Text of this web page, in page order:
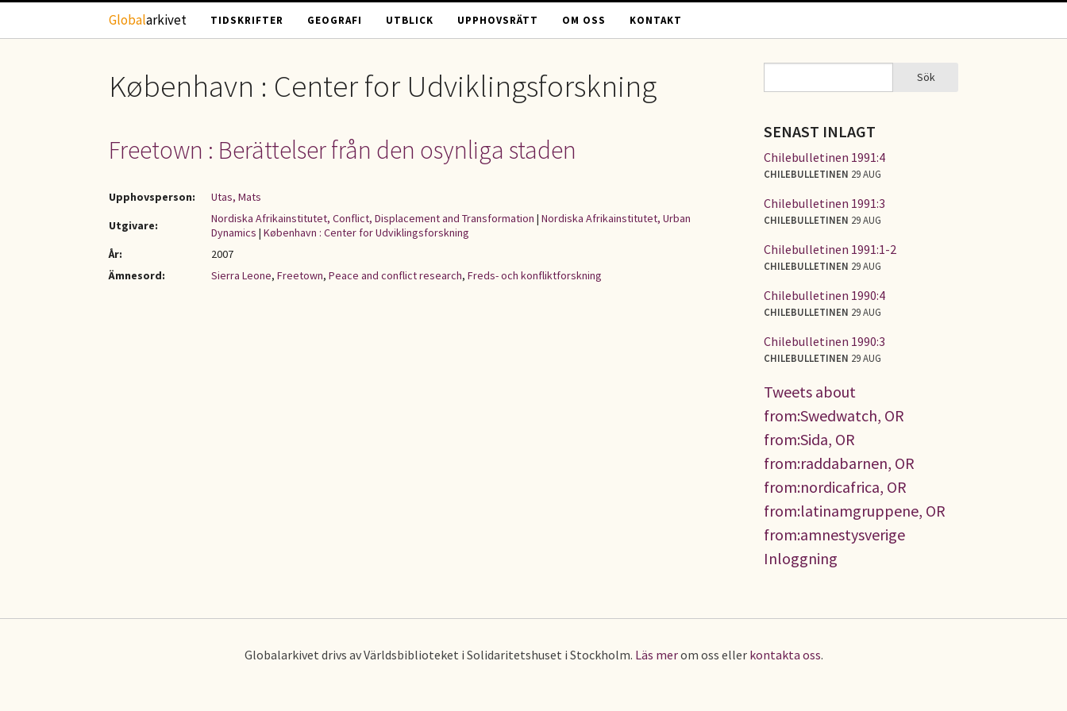
Hoppa till huvudinnehåll
Globalarkivet TIDSKRIFTER GEOGRAFI UTBLICK UPPHOVSRÄTT OM OSS KONTAKT
København : Center for Udviklingsforskning
Freetown : Berättelser från den osynliga staden
Upphovsperson:
Utas, Mats
Utgivare:
Nordiska Afrikainstitutet, Conflict, Displacement and Transformation | Nordiska Afrikainstitutet, Urban
Dynamics | København : Center for Udviklingsforskning
År:
2007
Ämnesord:
Sierra Leone, Freetown, Peace and conflict research, Freds- och konfliktforskning
SÖKFORMULÄR Sök
SENAST INLAGT
Chilebulletinen 1991:4
CHILEBULLETINEN 29 AUG
Chilebulletinen 1991:3
CHILEBULLETINEN 29 AUG
Chilebulletinen 1991:1-2
CHILEBULLETINEN 29 AUG
Chilebulletinen 1990:4
CHILEBULLETINEN 29 AUG
Chilebulletinen 1990:3
CHILEBULLETINEN 29 AUG
Tweets about
from:Swedwatch, OR
from:Sida, OR
from:raddabarnen, OR
from:nordicafrica, OR
from:latinamgruppene, OR
from:amnestysverige
Inloggning
Globalarkivet drivs av Världsbiblioteket i Solidaritetshuset i Stockholm. Läs merom oss eller kontakta oss.